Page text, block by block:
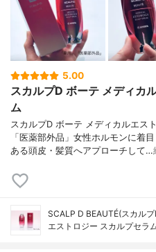
5.00
スカルプD ボーテ メディカ
ム
スカルプD ボーテ メディカルエス
「医薬部外品」女性ホルモンに着
ある頭皮・髪質へアプローチして…
SCALP D BEAUTÉ(スカル
エストロジー スカルプセラ